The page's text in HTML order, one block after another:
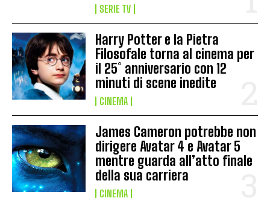
SERIE TV
Harry Potter e la Pietra
Filosofale torna al cinema per
il 25° anniversario con 12
minuti di scene inedite
CINEMA
James Cameron potrebbe non
dirigere Avatar 4 e Avatar 5
mentre guarda all’atto finale
della sua carriera
CINEMA